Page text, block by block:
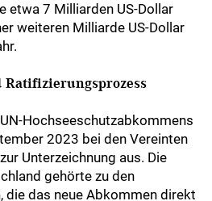
etwa 7 Milliarden US-Dollar
weiteren Milliarde US-Dollar
Hochseeschutzabkommens
2023 bei den Vereinten
Unterzeichnung aus. Die
gehörte zu den
die das neue Abkommen direkt